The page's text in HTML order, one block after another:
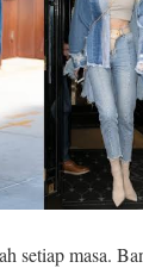
setiap masa.